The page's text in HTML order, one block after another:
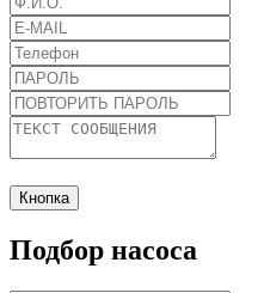
Кнопка
Подбор насоса